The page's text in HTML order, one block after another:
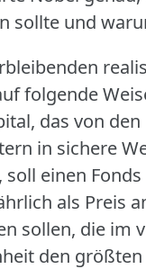
sollte und
folgende
das von den
in sichere
einen
als Preis
sollen, die im
den